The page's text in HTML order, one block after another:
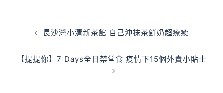
長沙灣小清新茶館 自己沖抹茶鮮奶超療癒
【提提你】7 Days全日禁堂食 疫情下15個外賣小貼士